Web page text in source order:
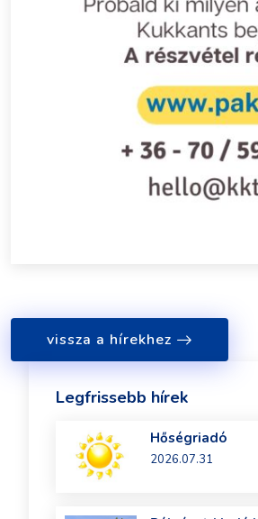
vissza a hírekhez
Legfrissebb hírek
Hőségriadó
2026.07.31